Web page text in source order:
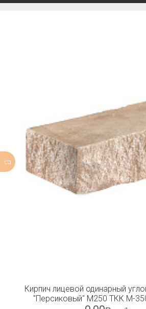
Кирпич лицевой одинарный
"Персиковый" М250 ТКК М-